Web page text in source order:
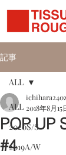
記事
ALL
2020S/S
2019A/W
ALL
POP UP
#4
2018年8月15